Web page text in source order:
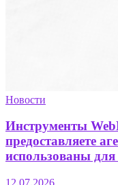
Новости
Инструменты
предоставляете
использованы для